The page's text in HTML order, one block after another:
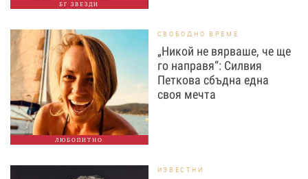
БГ ЗВЕЗДИ
ЛЮБОПИТНО
СВОБОДНО ВРЕМЕ
„Никой не вярваше, че ще
го направя“: Силвия
Петкова сбъдна една
своя мечта
ИЗВЕСТНИ